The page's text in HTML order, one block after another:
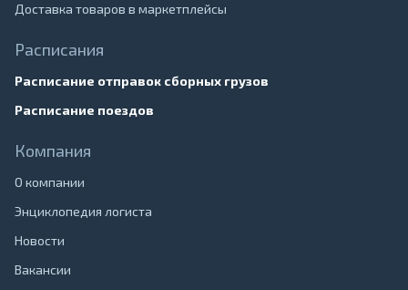
Доставка товаров в маркетплейсы
Расписания
Расписание отправок сборных грузов
Расписание поездов
Компания
О компании
Энциклопедия логиста
Новости
Вакансии